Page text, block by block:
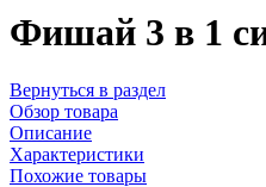
Фишай 3 в 1
Вернуться в раздел
Обзор товара
Описание
Характеристики
Похожие товары